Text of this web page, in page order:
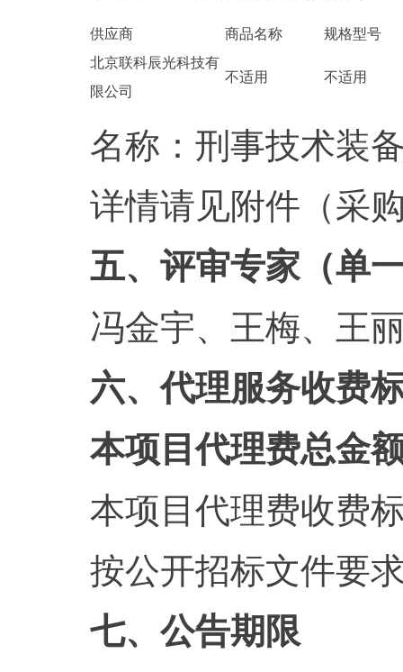
供应商 商品名称
规格型号
北京联科辰光科技有
限公司
不适用 不适用
名称：刑事技术装
详情请见附件（采
五、评审专家（单
冯金宇、王梅、王
六、代理服务收费
本项目代理费总金
本项目代理费收费
按公开招标文件要
七、公告期限